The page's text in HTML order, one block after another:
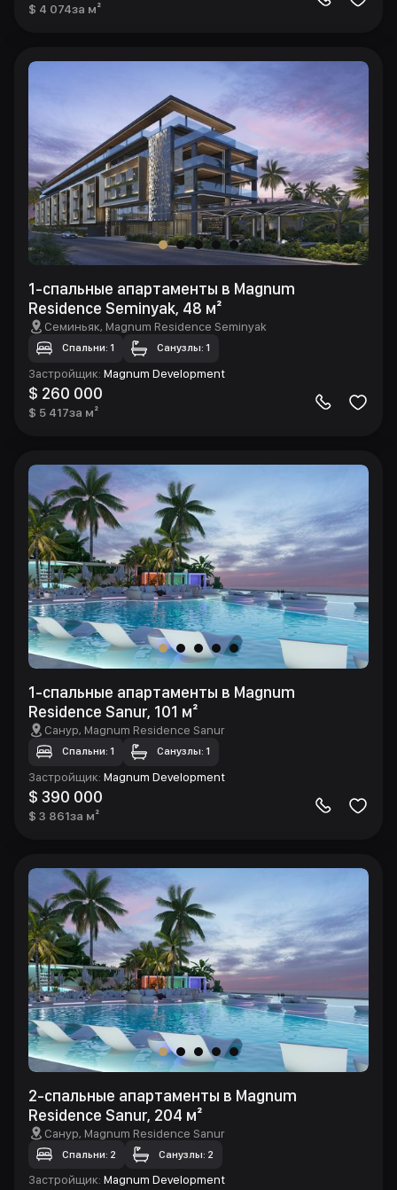
$ 4 074за м²
1-спальные апартаменты в Magnum
Residence Seminyak, 48 м²
Семиньяк, Magnum Residence Seminyak
Спальни: 1 Санузлы: 1
Застройщик: Magnum Development
$ 260 000
$ 5 417за м²
1-спальные апартаменты в Magnum
Residence Sanur, 101 м²
Санур, Magnum Residence Sanur
Спальни: 1 Санузлы: 1
Застройщик: Magnum Development
$ 390 000
$ 3 861за м²
2-спальные апартаменты в Magnum
Residence Sanur, 204 м²
Санур, Magnum Residence Sanur
Спальни: 2 Санузлы: 2
Застройщик: Magnum Development